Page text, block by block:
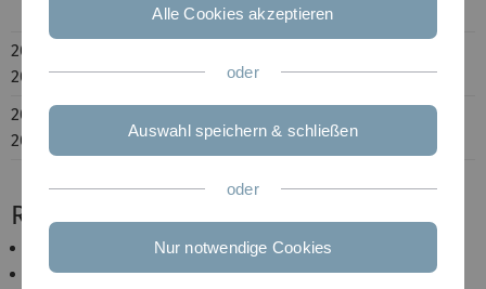
study”
2020-
2022
Psychology, Ulm University
2018-
2021
University
Research Interests
dark personality
occupational interests
Alle Cookies akzeptieren
oder
Auswahl speichern & schließen
oder
Nur notwendige Cookies